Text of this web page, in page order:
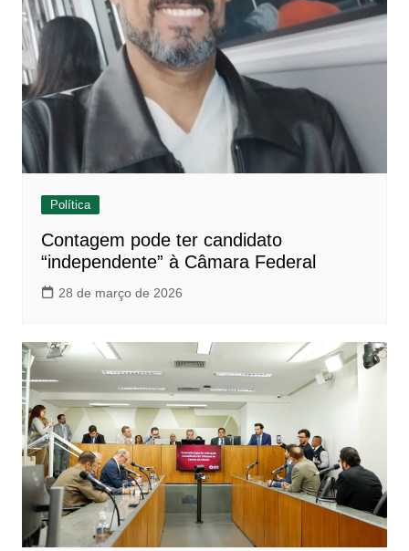
Política
Contagem pode ter candidato
“independente” à Câmara Federal
28 de março de 2026